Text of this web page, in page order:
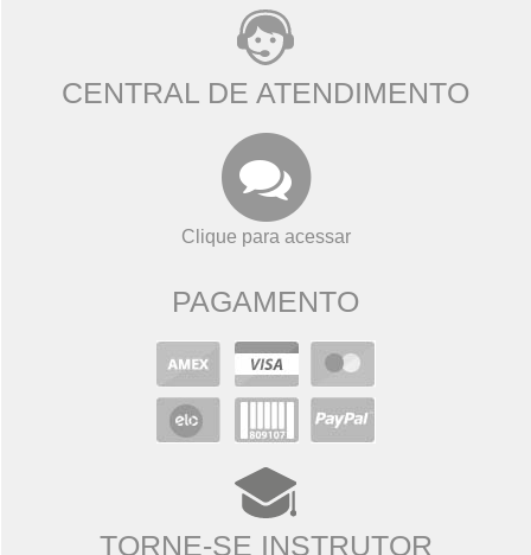
CENTRAL DE ATENDIMENTO
Clique para acessar
PAGAMENTO
TORNE-SE INSTRUTOR